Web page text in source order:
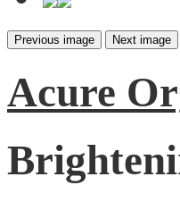
Previous image Next image
Acure